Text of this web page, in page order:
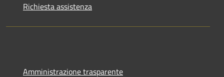
Richiesta assistenza
Amministrazione trasparente